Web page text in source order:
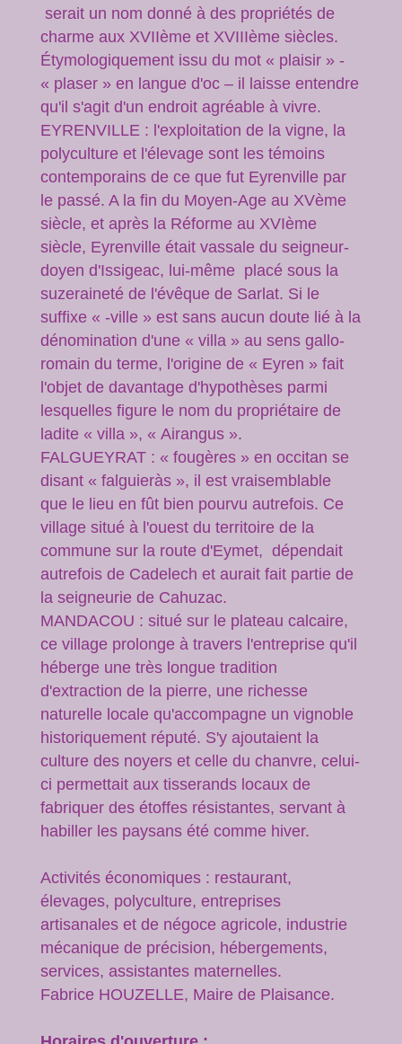
serait un nom donné à des propriétés de
charme aux XVIIème et XVIIIème siècles.
Étymologiquement issu du mot « plaisir » -
« plaser » en langue d'oc – il laisse entendre
qu'il s'agit d'un endroit agréable à vivre.
EYRENVILLE : l'exploitation de la vigne, la
polyculture et l'élevage sont les témoins
contemporains de ce que fut Eyrenville par
le passé. A la fin du Moyen-Age au XVème
siècle, et après la Réforme au XVIème
siècle, Eyrenville était vassale du seigneur-
doyen d'Issigeac, lui-même placé sous la
suzeraineté de l'évêque de Sarlat. Si le
suffixe « -ville » est sans aucun doute lié à la
dénomination d'une « villa » au sens gallo-
romain du terme, l'origine de « Eyren » fait
l'objet de davantage d'hypothèses parmi
lesquelles figure le nom du propriétaire de
ladite « villa », « Airangus ».
FALGUEYRAT : « fougères » en occitan se
disant « falguieràs », il est vraisemblable
que le lieu en fût bien pourvu autrefois. Ce
village situé à l'ouest du territoire de la
commune sur la route d'Eymet, dépendait
autrefois de Cadelech et aurait fait partie de
la seigneurie de Cahuzac.
MANDACOU : situé sur le plateau calcaire,
ce village prolonge à travers l'entreprise qu'il
héberge une très longue tradition
d'extraction de la pierre, une richesse
naturelle locale qu'accompagne un vignoble
historiquement réputé. S'y ajoutaient la
culture des noyers et celle du chanvre, celui-
ci permettait aux tisserands locaux de
fabriquer des étoffes résistantes, servant à
habiller les paysans été comme hiver.
Activités économiques : restaurant,
élevages, polyculture, entreprises
artisanales et de négoce agricole, industrie
mécanique de précision, hébergements,
services, assistantes maternelles.
Fabrice HOUZELLE, Maire de Plaisance.